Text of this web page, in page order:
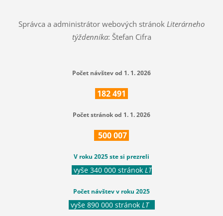
Správca a administrátor webových stránok Literárneho
týždenníka: Štefan Cifra
Počet návštev od 1. 1. 2026
182491
Počet stránok od 1. 1. 2026
500007
V roku 2025 ste si prezreli
vyše 340 000 stránok LT
Počet návštev v roku 2025
vyše 890 000 stránok LT